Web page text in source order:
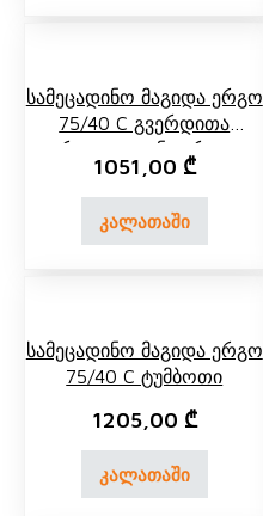
Სამეცადინო Მაგიდა Ერგო
75/40 C Გვერდითა
Თაროთი, Უკანა Ერთ Და
Ორ Იარუსიანი Თაროთი
1051,00 ₾
კალათაში
Სამეცადინო Მაგიდა Ერგო
75/40 C Ტუმბოთი
1205,00 ₾
კალათაში